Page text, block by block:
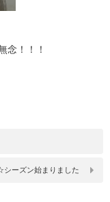
念！！！
ーズン始まりました